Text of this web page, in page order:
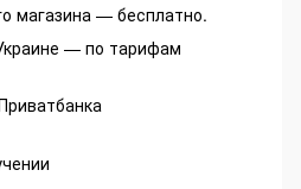
магазина — бесплатно.
— по тарифам